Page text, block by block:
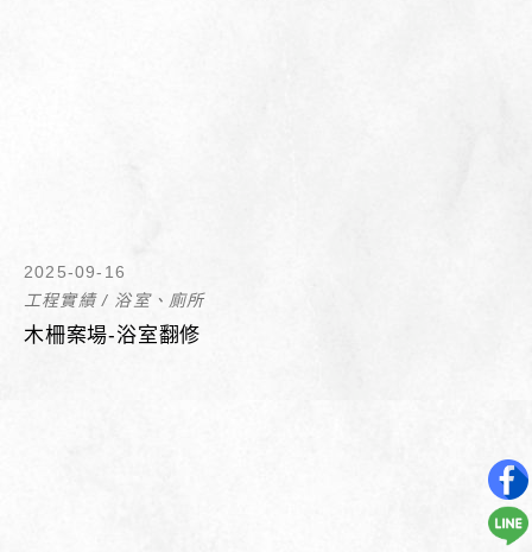
2025-09-16
工程實績/ 浴室、廁所
木柵案場-浴室翻修